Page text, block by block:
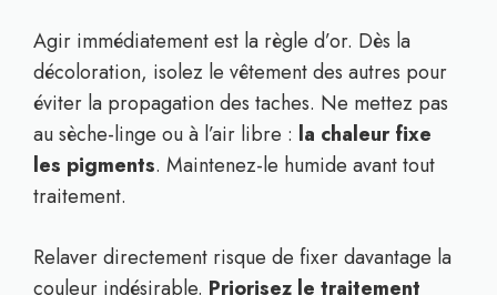
Agir immédiatement est la règle d’or. Dès la
décoloration, isolez le vêtement des autres pour
éviter la propagation des taches. Ne mettez pas
au sèche-linge ou à l’air libre : la chaleur fixe
les pigments. Maintenez-le humide avant tout
traitement.
Relaver directement risque de fixer davantage la
couleur indésirable. Priorisez le traitement